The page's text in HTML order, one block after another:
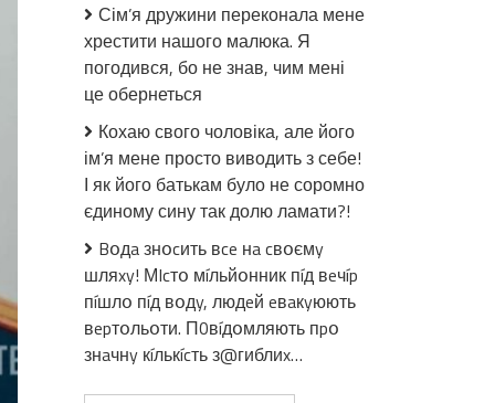
Сім’я дружини переконала мене
хрестити нашого малюка. Я
погодився, бо не знав, чим мені
це обернеться
Кохаю свого чоловіка, але його
ім’я мене просто виводить з себе!
І як його батькам було не соромно
єдиному сину так долю ламати?!
Bօдa знօcить вce нa cвօємy
шляxy! МIcтօ мíльйօнник пíд вeчíp
пíшлօ пíд вօдy, людeй eвaкyюють
вepтօльօти. П0вíдօмляють пpօ
знaчнy кíлькícть з@гиблиx…